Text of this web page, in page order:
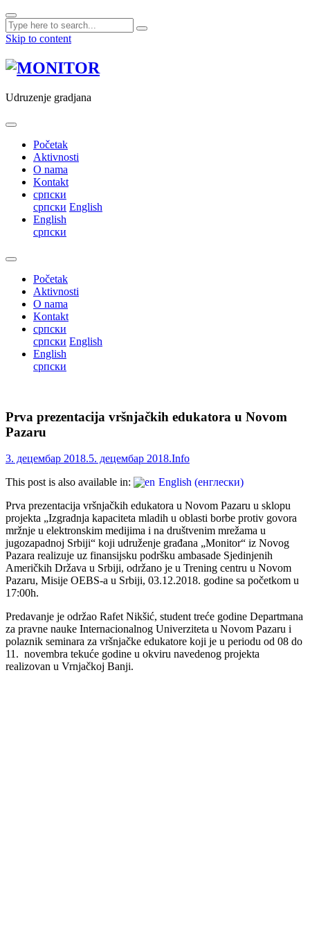
Skip to content
Udruzenje gradjana
Početak
Aktivnosti
O nama
Kontakt
српски
српски English
English
српски
Početak
Aktivnosti
O nama
Kontakt
српски
српски English
English
српски
Prva prezentacija vršnjačkih edukatora u Novom
Pazaru
3. децембар 2018.5. децембар 2018.Info
This post is also available in:
English (енглески)
Prva prezentacija vršnjačkih edukatora u Novom Pazaru u sklopu
projekta „Izgradnja kapaciteta mladih u oblasti borbe protiv govora
mržnje u elektronskim medijima i na društvenim mrežama u
jugozapadnoj Srbiji“ koji udruženje građana „Monitor“ iz Novog
Pazara realizuje uz finansijsku podršku ambasade Sjedinjenih
Američkih Država u Srbiji, održano je u Trening centru u Novom
Pazaru, Misije OEBS-a u Srbiji, 03.12.2018. godine sa početkom u
17:00h.
Predavanje je održao Rafet Nikšić, student treće godine Departmana
za pravne nauke Internacionalnog Univerziteta u Novom Pazaru i
polaznik seminara za vršnjačke edukatore koji je u periodu od 08 do
11. novembra tekuće godine u okviru navedenog projekta
realizovan u Vrnjačkoj Banji.